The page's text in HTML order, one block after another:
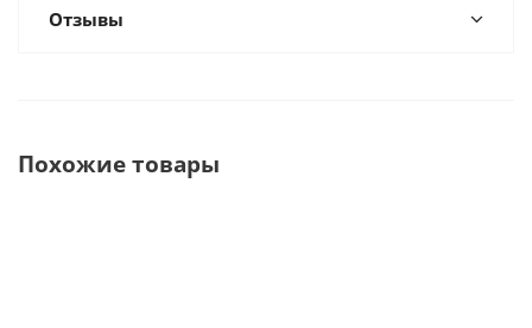
Отзывы
Похожие товары